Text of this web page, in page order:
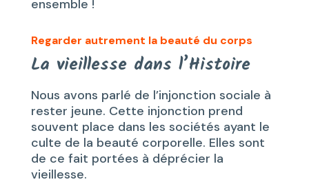
ensemble !
Regarder autrement la beauté du corps
La vieillesse dans l’Histoire
Nous avons parlé de l’injonction sociale à
rester jeune. Cette injonction prend
souvent place dans les sociétés ayant le
culte de la beauté corporelle. Elles sont
de ce fait portées à déprécier la
vieillesse.